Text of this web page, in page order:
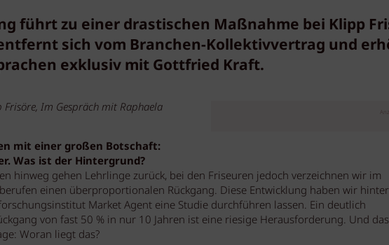
führt zu einer drastischen Maßnahme bei Klipp
sich vom Branchen-Kollektivvertrag und
exklusiv mit Gottfried Kraft.
Im Gespräch mit Raphaela
mit einer großen Botschaft:
Was ist der Hintergrund?
hinweg gehen Lehrlinge zurück, bei den Friseuren jedoch verzeichnen wir im
einen überproportionalen Rückgang. Diese Entwicklung haben wir
Market Agent eine Studie durchführen lassen. Ein deutlich
von fast 50 % in nur 10 Jahren ist eine riesige Herausforderung. Und
Woran liegt das?